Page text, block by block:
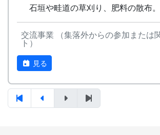
参加者もスタッフも入り交じって、ビ
ながら(ただし運転者は除く)、鶏肉の
ーを食って、しゃべる。
一緒に飲み食いして話をするというの
石垣や畦道の草刈り、肥料の散布。
交流事業 （集落外からの参加または
ト）
見る